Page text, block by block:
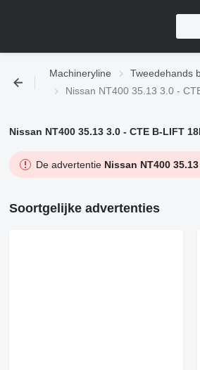
Machineryline Tweedehands
Nissan NT400 35.13 3.0 -
Nissan NT400 35.13 3.0 - CTE B-LIFT
De advertentie Nissan NT400
Soortgelijke advertenties